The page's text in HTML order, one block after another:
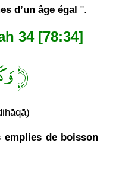
d’un âge égal ".
34 [78:34]
﴿
emplies de boisson